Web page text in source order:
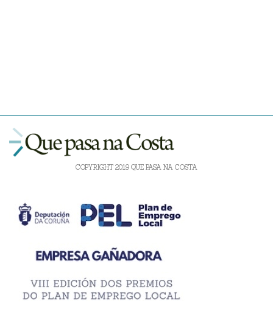
COPYRIGHT 2019 QUE PASA NA COSTA